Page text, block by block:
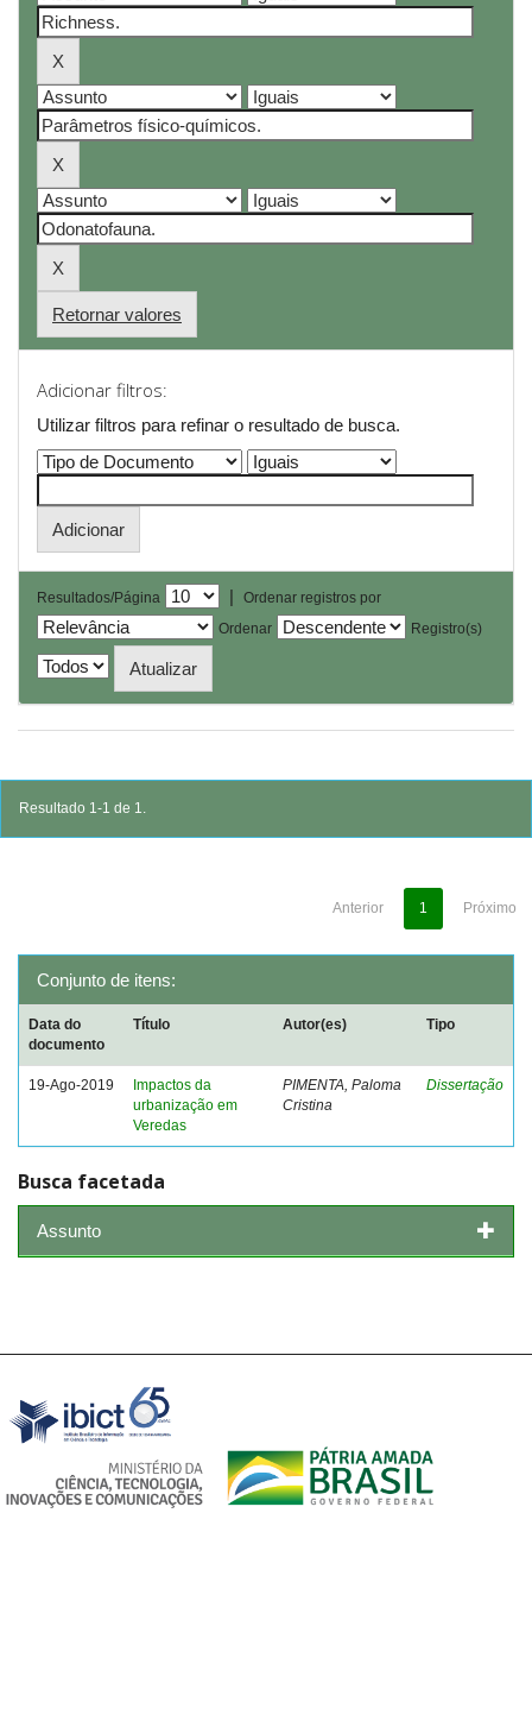
Retornar valores
Adicionar filtros:
Utilizar filtros para refinar o resultado de busca.
Resultados/Página |
Ordenar registros por
Ordenar
Registro(s)
Resultado 1-1 de 1.
Anterior 1 Próximo
Conjunto de itens:
Data do
documento
Título Autor(es) Tipo
19-Ago-2019
Impactos da
urbanização em
Veredas
PIMENTA, Paloma
Cristina
Dissertação
Busca facetada
Assunto